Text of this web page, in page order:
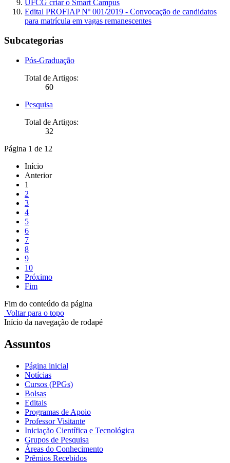
UFCG criar o Smart Campus
Edital PROFIAP Nº 001/2019 - Convocação de candidatos
para matrícula em vagas remanescentes
Subcategorias
Pós-Graduação
Total de Artigos:
60
Pesquisa
Total de Artigos:
32
Página 1 de 12
Início
Anterior
1
2
3
4
5
6
7
8
9
10
Próximo
Fim
Fim do conteúdo da página
Voltar para o topo
Início da navegação de rodapé
Assuntos
Página inicial
Notícias
Cursos (PPGs)
Bolsas
Editais
Programas de Apoio
Professor Visitante
Iniciação Científica e Tecnológica
Grupos de Pesquisa
Áreas do Conhecimento
Prêmios Recebidos